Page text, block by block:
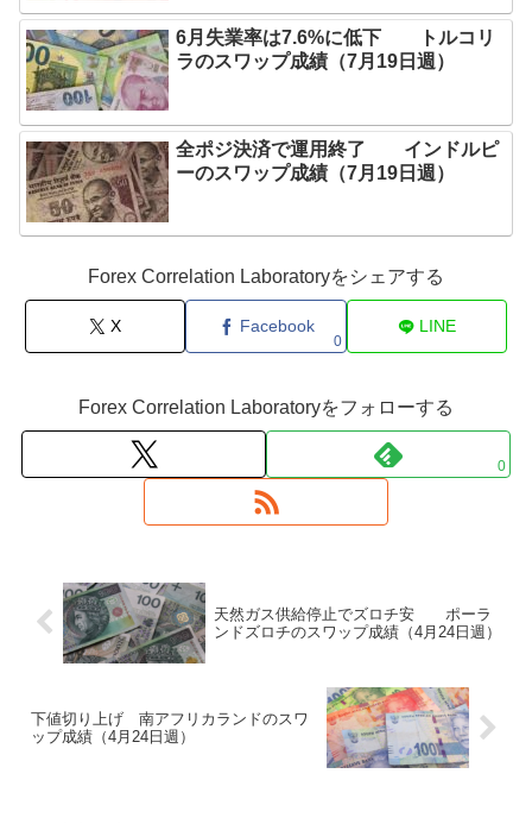
6月失業率は7.6%に低下 トルコリ
ラのスワップ成績（7月19日週）
全ポジ決済で運用終了 インドルピ
ーのスワップ成績（7月19日週）
Forex Correlation Laboratoryをシェアする
X Facebook
0
LINE
Forex Correlation Laboratoryをフォローする
0
天然ガス供給停止でズロチ安 ポーラ
ンドズロチのスワップ成績（4月24日週）
下値切り上げ 南アフリカランドのスワ
ップ成績（4月24日週）